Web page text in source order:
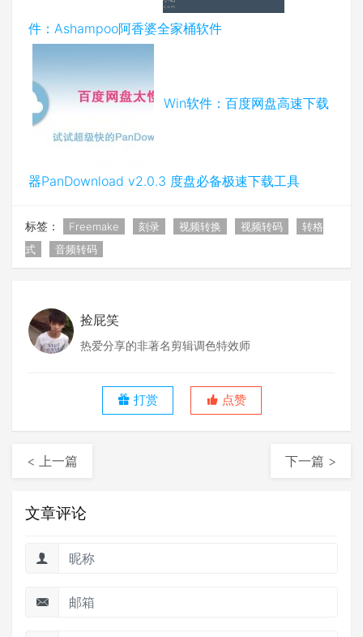
件：Ashampoo阿香婆全家桶软件
Win软件：百度网盘高速下载
器PanDownload v2.0.3 度盘必备极速下载工具
标签： Freemake 刻录 视频转换 视频转码
转格
式
音频转码
捡屁笑
热爱分享的非著名剪辑调色特效师
打赏 点赞
< 上一篇 下一篇 >
文章评论